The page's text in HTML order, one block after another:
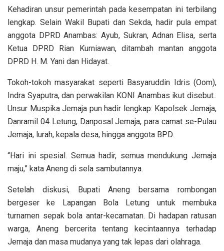
Kehadiran unsur pemerintah pada kesempatan ini terbilang
lengkap. Selain Wakil Bupati dan Sekda, hadir pula empat
anggota DPRD Anambas: Ayub, Sukran, Adnan Elisa, serta
Ketua DPRD Rian Kurniawan, ditambah mantan anggota
DPRD H. M. Yani dan Hidayat.
Tokoh-tokoh masyarakat seperti Basyaruddin Idris (Oom),
Indra Syaputra, dan perwakilan KONI Anambas ikut disebut..
Unsur Muspika Jemaja pun hadir lengkap: Kapolsek Jemaja,
Danramil 04 Letung, Danposal Jemaja, para camat se-Pulau
Jemaja, lurah, kepala desa, hingga anggota BPD.
“Hari ini spesial. Semua hadir, semua mendukung Jemaja
maju,” kata Aneng di sela sambutannya.
Setelah diskusi, Bupati Aneng bersama rombongan
bergeser ke Lapangan Bola Letung untuk membuka
turnamen sepak bola antar-kecamatan. Di hadapan ratusan
warga, Aneng bercerita tentang kecintaannya terhadap
Jemaja dan masa mudanya yang tak lepas dari olahraga.